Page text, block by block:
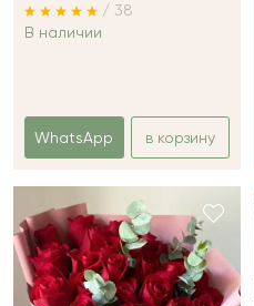
/ 38
В наличии
WhatsApp в корзину